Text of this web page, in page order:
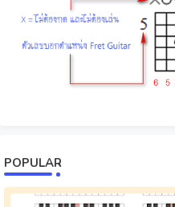
POPULAR